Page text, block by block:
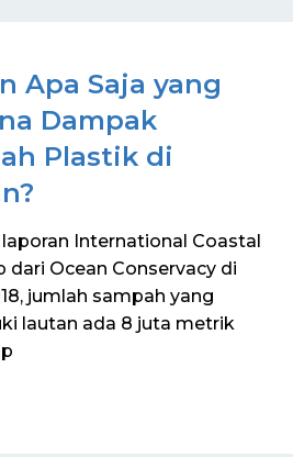
Apa Saja yang
Dampak
Plastik di
International Coastal
dari Ocean Conservacy di
jumlah sampah yang
lautan ada 8 juta metrik
Pengayak Kompos